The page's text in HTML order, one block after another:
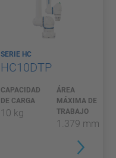
SERIE HC
HC10DTP
CAPACIDAD
DE CARGA
10 kg
ÁREA
MÁXIMA DE
TRABAJO
1.379 mm